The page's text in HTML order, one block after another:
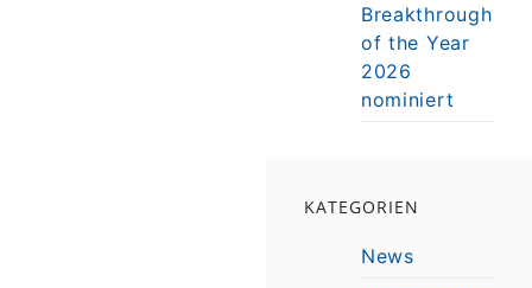
Breakthrough
of the Year
2026
nominiert
KATEGORIEN
News